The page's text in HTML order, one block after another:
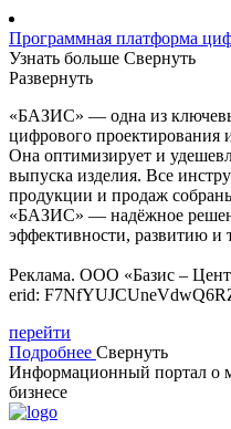
Программная платформа
Узнать больше Свернуть
Развернуть
«БАЗИС» — одна из
цифрового проектирования
Она оптимизирует и
выпуска изделия. Все
продукции и продаж
«БАЗИС» — надёжное
эффективности, развитию и
Реклама. ООО «Базис –
erid:
перейти
Подробнее Свернуть
Информационный портал о
бизнесе